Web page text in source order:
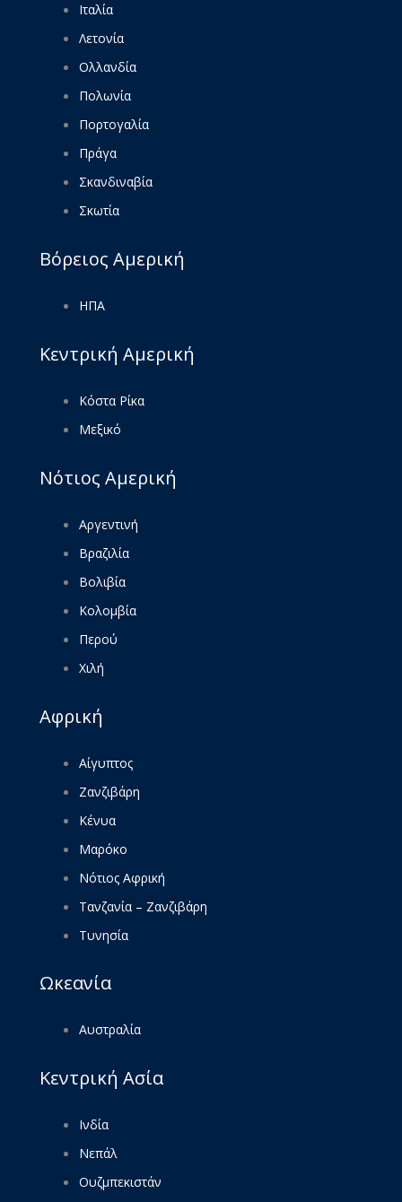
Ιταλία
Λετονία
Ολλανδία
Πολωνία
Πορτογαλία
Πράγα
Σκανδιναβία
Σκωτία
Βόρειος Αμερική
ΗΠΑ
Κεντρική Αμερική
Κόστα Ρίκα
Μεξικό
Νότιος Αμερική
Αργεντινή
Βραζιλία
Βολιβία
Κολομβία
Περού
Χιλή
Αφρική
Αίγυπτος
Ζανζιβάρη
Κένυα
Μαρόκο
Νότιος Αφρική
Τανζανία – Ζανζιβάρη
Τυνησία
Ωκεανία
Αυστραλία
Κεντρική Ασία
Ινδία
Νεπάλ
Ουζμπεκιστάν